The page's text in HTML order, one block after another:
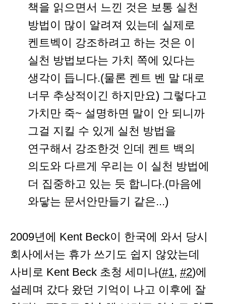
책을 읽으면서 느낀 것은 보통 실천
방법이 많이 알려져 있는데 실제로
켄트벡이 강조하려고 하는 것은 이
실천 방법보다는 가치 쪽에 있다는
생각이 듭니다.(물론 켄트 벤 말 대로
너무 추상적이긴 하지만요) 그렇다고
가치만 죽~ 설명하면 말이 안 되니까
그걸 지킬 수 있게 실천 방법을
연구해서 강조한것 인데 켄트 백의
의도와 다르게 우리는 이 실천 방법에
더 집중하고 있는 듯 합니다.(마음에
와닿는 문서안만들기 같은...)
2009년에 Kent Beck이 한국에 와서 당시
회사에서는 휴가 쓰기도 쉽지 않았는데
사비로 Kent Beck 초청 세미나(#1, #2)에
설레며 갔다 왔던 기억이 나고 이후에 잘